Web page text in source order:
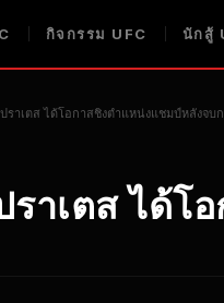
กิจกรรม UFC นักสู้
ราเตส ได้โอกาสชิงตำแหน่งแชมป์หลังจบ
าเตส ได้โ